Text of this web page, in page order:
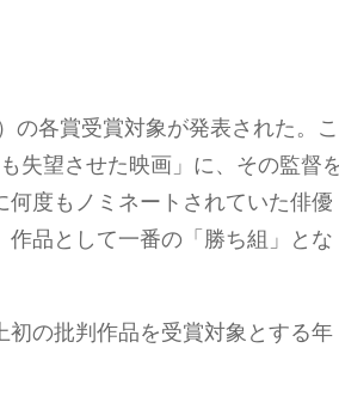
各賞受賞対象が発表された。こ
失望させた映画」に、その監督
度もノミネートされていた俳優
品として一番の「勝ち組」とな
初の批判作品を受賞対象とする年